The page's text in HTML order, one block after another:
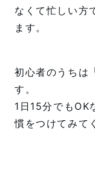
なくて忙しい方
ます。
初心者のうちは
す。
1日15分でもOK
慣をつけてみて